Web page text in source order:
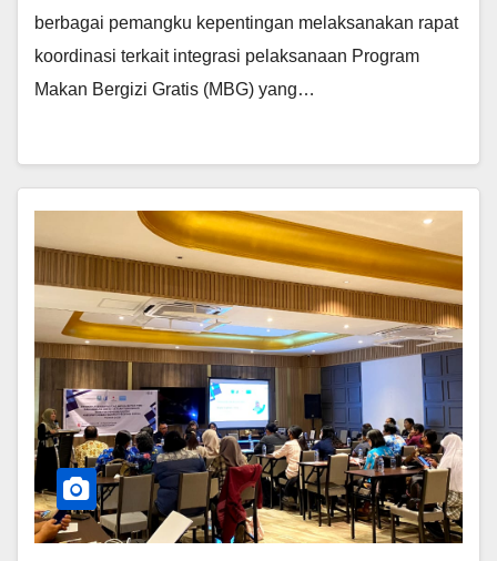
berbagai pemangku kepentingan melaksanakan rapat
koordinasi terkait integrasi pelaksanaan Program
Makan Bergizi Gratis (MBG) yang…